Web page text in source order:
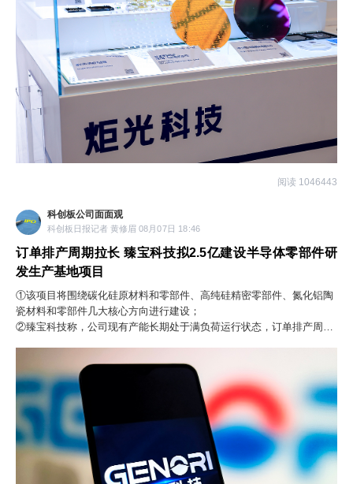
阅读 1046443
科创板公司面面观
科创板日报记者 黄修眉 08月07日 18:46
订单排产周期拉长 臻宝科技拟2.5亿建设半导体零部件研
发生产基地项目
①该项目将围绕碳化硅原材料和零部件、高纯硅精密零部件、氮化铝陶
瓷材料和零部件几大核心方向进行建设；
②臻宝科技称，公司现有产能长期处于满负荷运行状态，订单排产周期